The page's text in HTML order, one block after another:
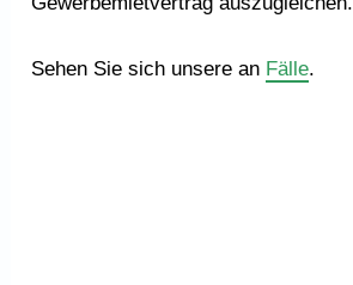
Sehen Sie sich unsere an Fälle.